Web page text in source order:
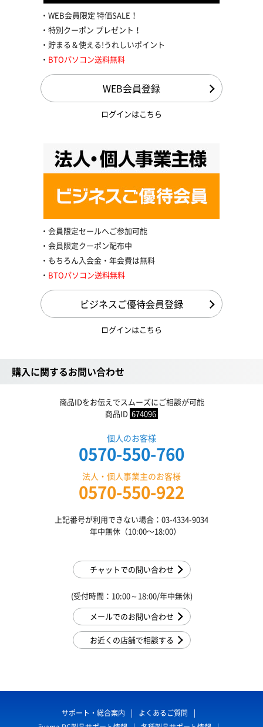
WEB会員限定 特価SALE！
特別クーポン プレゼント！
貯まる＆使える!うれしいポイント
BTOパソコン送料無料
WEB会員登録
ログインはこちら
会員限定セールへご参加可能
会員限定クーポン配布中
もちろん入会金・年会費は無料
BTOパソコン送料無料
ビジネスご優待会員登録
ログインはこちら
購入に関するお問い合わせ
商品IDをお伝えでスムーズにご相談が可能
商品ID 674096
個人のお客様
0570-550-760
法人・個人事業主のお客様
0570-550-922
上記番号が利用できない場合：03-4334-9034
年中無休（10:00〜18:00）
チャットでの問い合わせ
(受付時間：10:00～18:00/年中無休)
メールでのお問い合わせ
お近くの店舗で相談する
サポート・総合案内
よくあるご質問